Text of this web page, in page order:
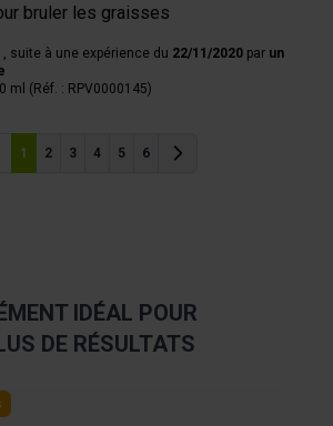
bruler les graisses
, suite à une expérience du 22/11/2020 par un
ml (Réf. : RPV0000145)
1 2 3 4 5 6
Précédent
IDÉAL POUR
DE RÉSULTATS
the elements of the carousel is
navigation